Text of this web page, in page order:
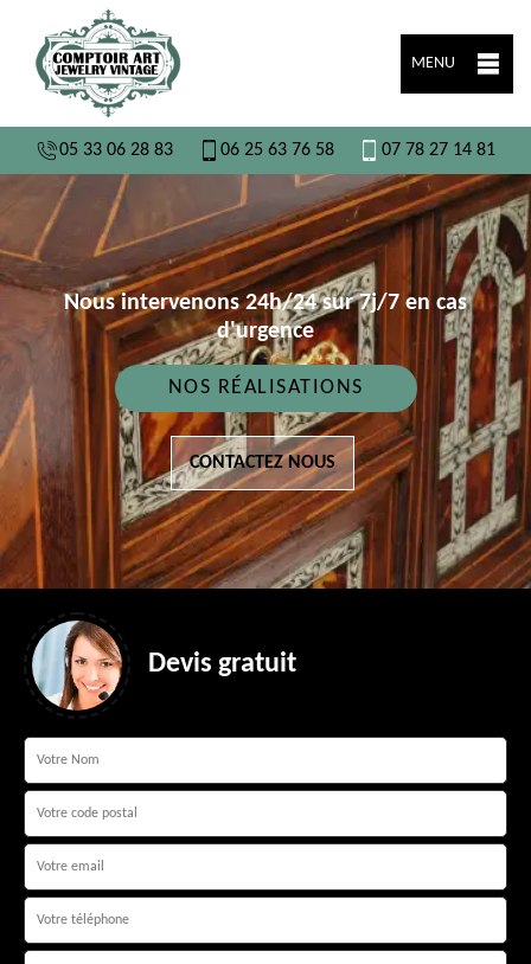
MENU
05 33 06 28 83 06 25 63 76 58 07 78 27 14 81
Nous intervenons 24h/24 sur 7j/7 en cas
d'urgence
NOS RÉALISATIONS
CONTACTEZ NOUS
Devis gratuit